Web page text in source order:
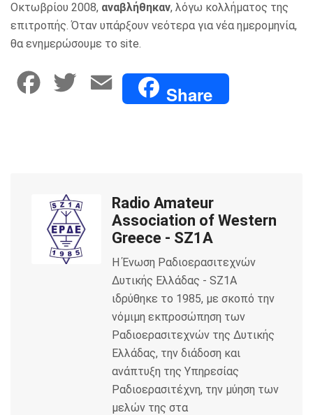
Οκτωβρίου 2008, αναβλήθηκαν, λόγω κολλήματος της
επιτροπής. Όταν υπάρξουν νεότερα για νέα ημερομηνία,
θα ενημερώσουμε το site.
b
o
t
e
E
l
Share
Radio Amateur
Association of Western
Greece - SZ1A
Η Ένωση Ραδιοερασιτεχνών
Δυτικής Ελλάδας - SZ1A
ιδρύθηκε το 1985, με σκοπό την
νόμιμη εκπροσώπηση των
Ραδιοερασιτεχνών της Δυτικής
Ελλάδας, την διάδοση και
ανάπτυξη της Υπηρεσίας
Ραδιοερασιτέχνη, την μύηση των
μελών της στα